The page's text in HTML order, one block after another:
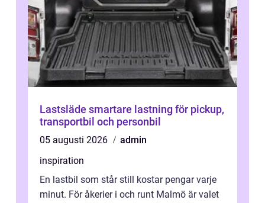
Lastsläde smartare lastning för pickup,
transportbil och personbil
05 augusti 2026
admin
inspiration
En lastbil som står still kostar pengar varje
minut. För åkerier i och runt Malmö är valet